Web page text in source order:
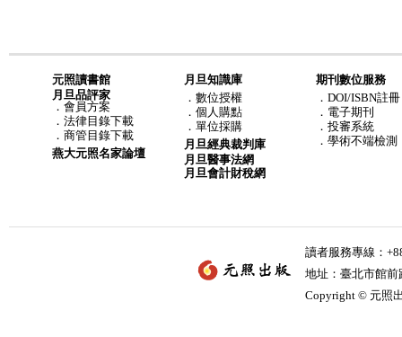
元照讀書館
月旦品評家
． 會員方案
． 法律目錄下載
． 商管目錄下載
燕大元照名家論壇
月旦知識庫
． 數位授權
． 個人購點
． 單位採購
月旦經典裁判庫
月旦醫事法網
月旦會計財稅網
期刊數位服務
．DOI/ISBN註冊
．電子期刊
．投審系統
．學術不端檢測
讀者服務專線：
地址：臺北市館
Copyright © 元照